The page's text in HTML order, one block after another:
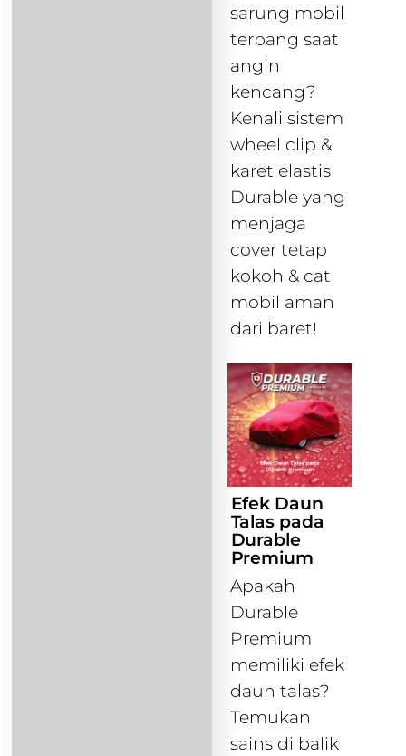
sarung mobil
terbang saat
angin
kencang?
Kenali sistem
wheel clip &
karet elastis
Durable yang
menjaga
cover tetap
kokoh & cat
mobil aman
dari baret!
Efek Daun
Talas pada
Durable
Premium
Apakah
Durable
Premium
memiliki efek
daun talas?
Temukan
sains di balik